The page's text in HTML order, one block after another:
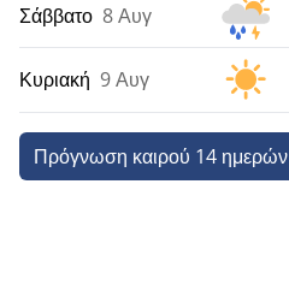
Σάββατο 8 Αυγ
Κυριακή 9 Αυγ
Πρόγνωση καιρού 14 ημερών